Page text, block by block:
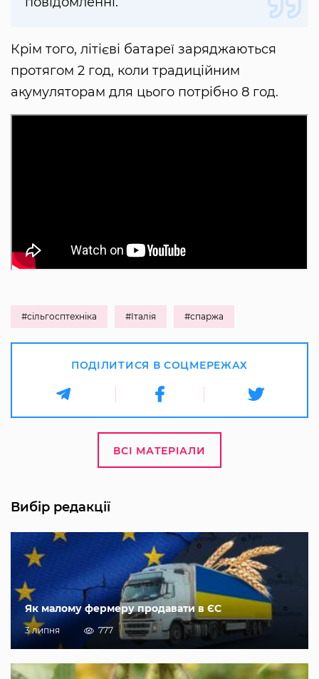
Крім того, літієві батареї заряджаються
протягом 2 год, коли традиційним
акумуляторам для цього потрібно 8 год.
#сільгосптехніка #Італія #спаржа
ПОДІЛИТИСЯ В СОЦМЕРЕЖАХ
ВСІ МАТЕРІАЛИ
Вибір редакції
Як малому фермеру продавати в ЄС
3 липня 777